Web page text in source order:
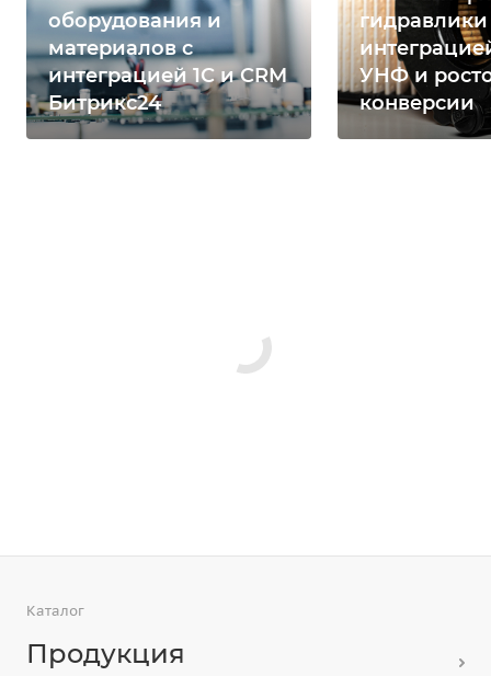
оборудования и
материалов с
интеграцией 1С и CRM
Битрикс24
гидравлики
УНФ и
конверсии
Каталог
Продукция